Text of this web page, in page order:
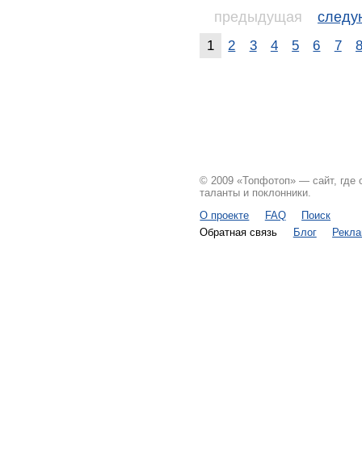
предыдущая
1 2 3 4 5 6 7 8
© 2009 «Топфотоп» — сайт, где
таланты и поклонники.
О проекте
FAQ
Поиск
Обратная связь
Блог